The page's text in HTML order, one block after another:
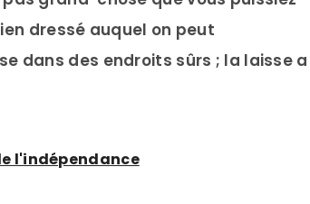
dressé auquel on peut
dans des endroits sûrs ; la laisse a
l'indépendance